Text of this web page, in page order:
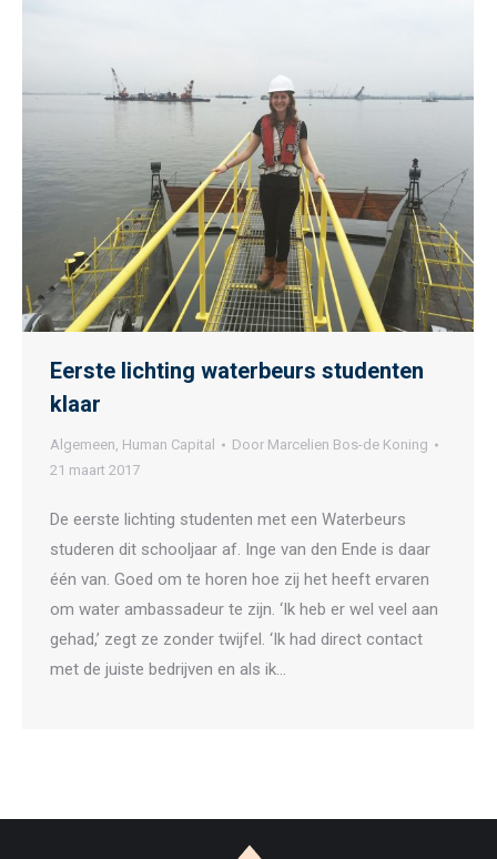
Eerste lichting waterbeurs studenten
klaar
Algemeen, Human Capital Door Marcelien Bos-de Koning
21 maart 2017
De eerste lichting studenten met een Waterbeurs
studeren dit schooljaar af. Inge van den Ende is daar
één van. Goed om te horen hoe zij het heeft ervaren
om water ambassadeur te zijn. ‘Ik heb er wel veel aan
gehad,’ zegt ze zonder twijfel. ‘Ik had direct contact
met de juiste bedrijven en als ik…